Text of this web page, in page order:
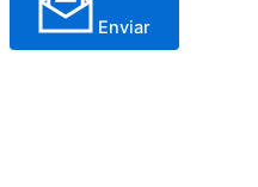
Enviar